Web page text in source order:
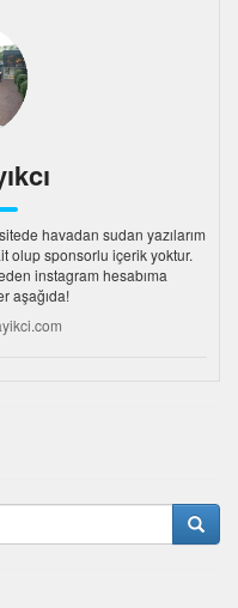
havadan sudan yazılarım
olup sponsorlu içerik yoktur.
instagram hesabıma
aşağıda!